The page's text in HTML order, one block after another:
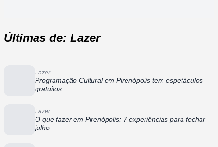
Últimas de: Lazer
Lazer
Programação Cultural em Pirenópolis tem espetáculos
gratuitos
Lazer
O que fazer em Pirenópolis: 7 experiências para fechar
julho